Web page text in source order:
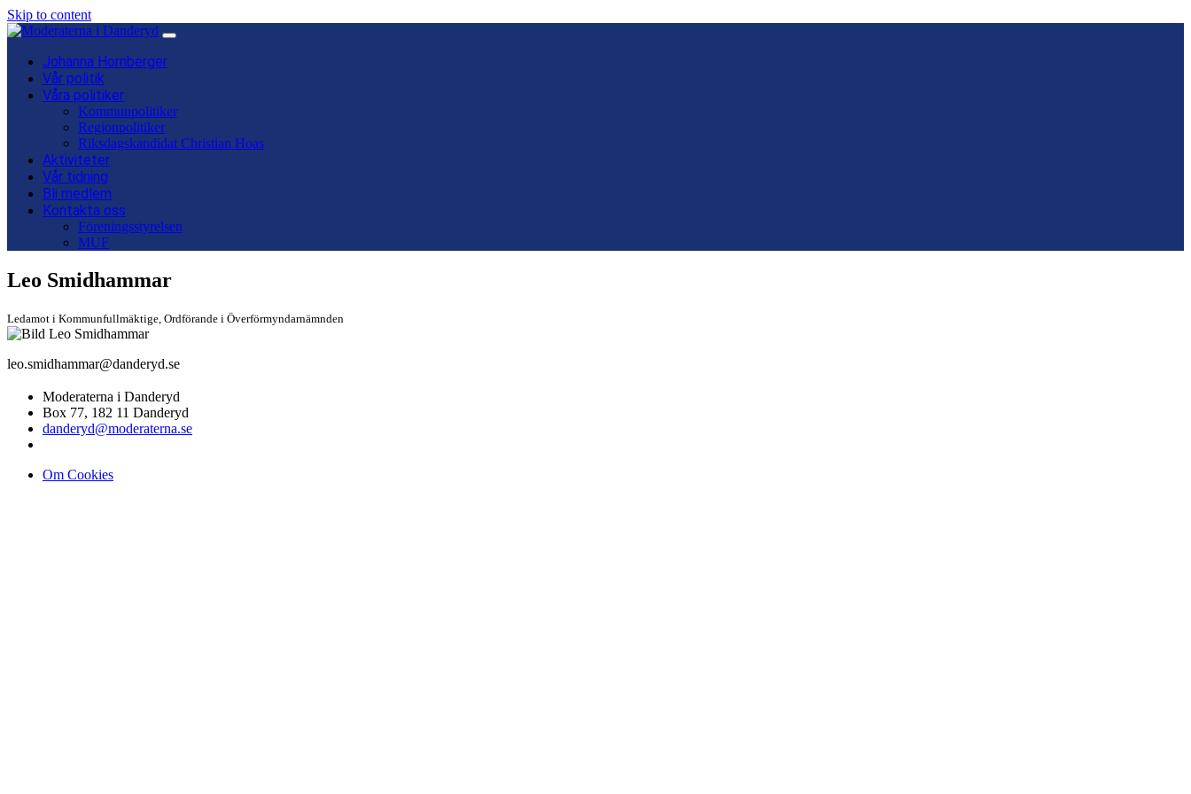
Skip to content
Main
Navigation
Johanna Hornberger
Vår politik
Våra politiker
Kommunpolitiker
Regionpolitiker
Riksdagskandidat Christian Hoas
Aktiviteter
Vår tidning
Bli medlem
Kontakta oss
Föreningsstyrelsen
MUF
Leo Smidhammar
Ledamot i Kommunfullmäktige, Ordförande i Överförmyndarnämnden
leo.smidhammar@danderyd.se
Moderaterna i Danderyd
Box 77, 182 11 Danderyd
danderyd@moderaterna.se
Om Cookies